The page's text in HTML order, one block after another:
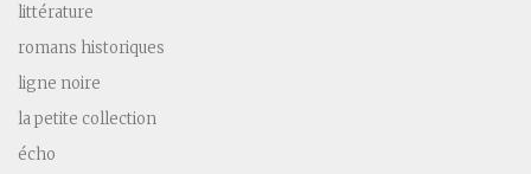
littérature
romans historiques
ligne noire
la petite collection
écho